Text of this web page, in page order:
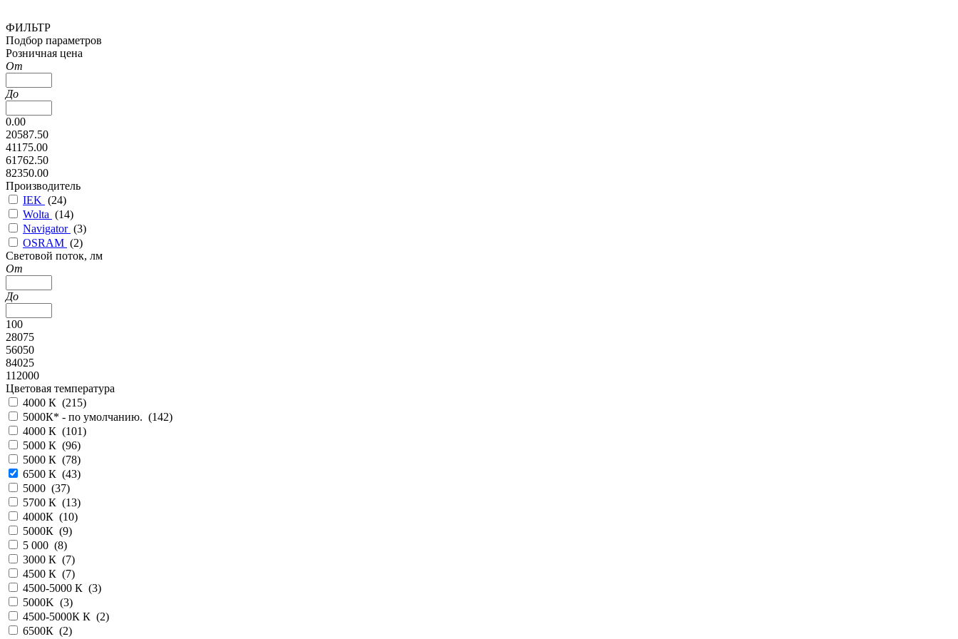
ФИЛЬТР
Подбор параметров
Розничная цена
От
До
0.00
20587.50
41175.00
61762.50
82350.00
Производитель
IEK (24)
Wolta (14)
Navigator (3)
OSRAM (2)
Cветовой поток, лм
От
До
100
28075
56050
84025
112000
Цветовая температура
4000 К (215)
5000К* - по умолчанию. (142)
4000 К (101)
5000 К (96)
5000 К (78)
6500 К (43)
5000 (37)
5700 К (13)
4000К (10)
5000К (9)
5 000 (8)
3000 К (7)
4500 К (7)
4500-5000 К (3)
5000K (3)
4500-5000К К (2)
6500К (2)